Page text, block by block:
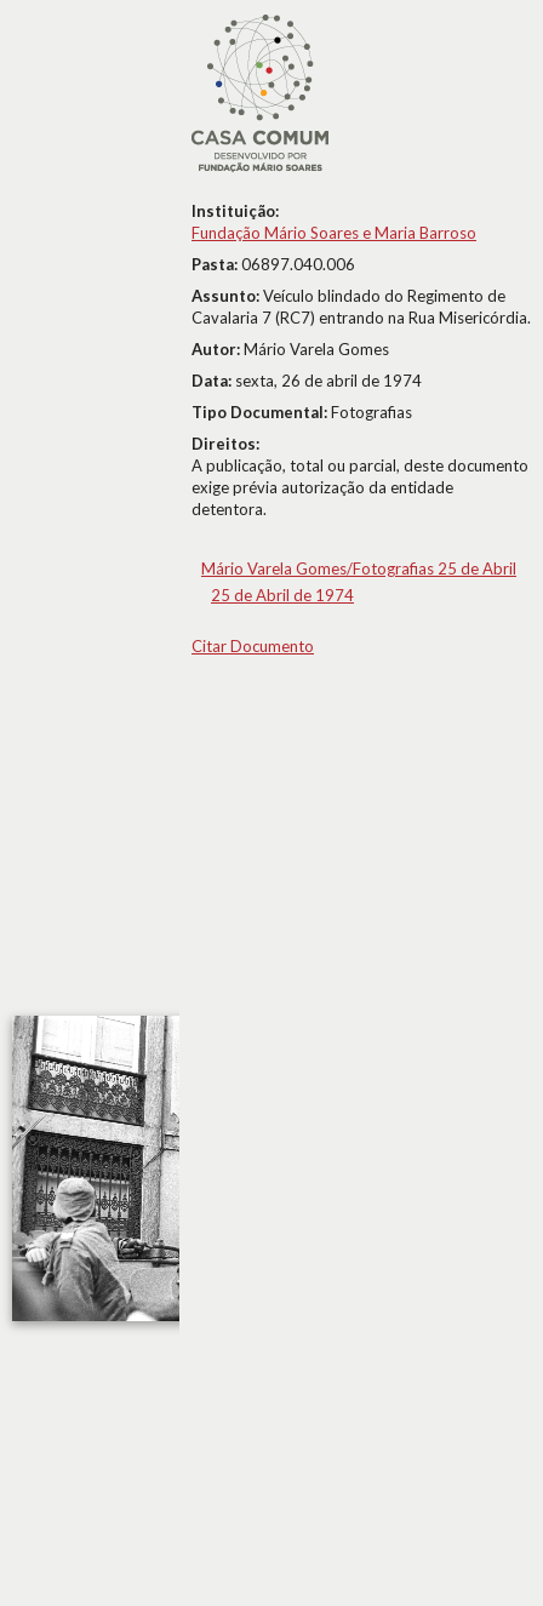
Instituição:
Fundação Mário Soares e Maria Barroso
Pasta:06897.040.006
Assunto:Veículo blindado do Regimento de
Cavalaria 7 (RC7) entrando na Rua Misericórdia.
Autor:Mário Varela Gomes
Data: sexta, 26 de abril de 1974
Tipo Documental:Fotografias
Direitos:
A publicação, total ou parcial, deste documento
exige prévia autorização da entidade
detentora.
Mário Varela Gomes/Fotografias 25 de Abril
25 de Abril de 1974
Citar Documento